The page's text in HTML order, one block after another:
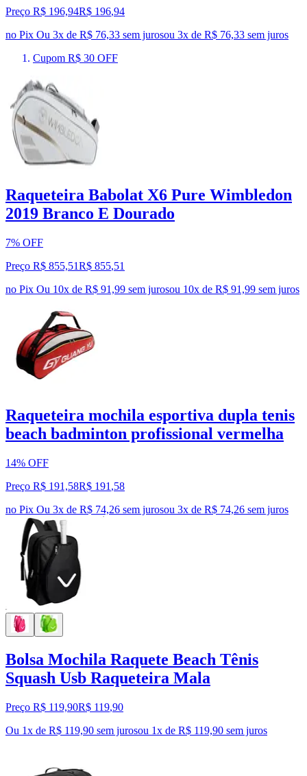
Preço R$ 196,94R$ 196,94
no Pix Ou 3x de R$ 76,33 sem jurosou 3x de R$ 76,33 sem juros
Cupom R$ 30 OFF
Raqueteira Babolat X6 Pure Wimbledon
2019 Branco E Dourado
7% OFF
Preço R$ 855,51R$ 855,51
no Pix Ou 10x de R$ 91,99 sem jurosou 10x de R$ 91,99 sem juros
Raqueteira mochila esportiva dupla tenis
beach badminton profissional vermelha
14% OFF
Preço R$ 191,58R$ 191 ,58
no Pix Ou 3x de R$ 74,26 sem jurosou 3x de R$ 74,26 sem juros
Bolsa Mochila Raquete Beach Tênis
Squash Usb Raqueteira Mala
Preço R$ 119,90R$ 119,90
Ou 1x de R$ 119,90 sem jurosou 1x de R$ 119,90 sem juros